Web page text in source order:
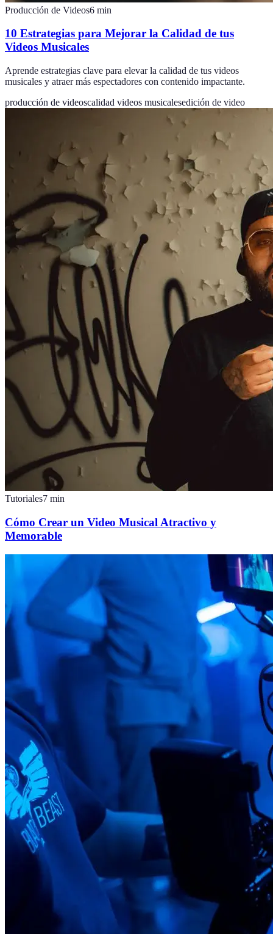
Producción de Videos6 min
10 Estrategias para Mejorar la Calidad de tus
Videos Musicales
Aprende estrategias clave para elevar la calidad de tus videos
musicales y atraer más espectadores con contenido impactante.
producción de videoscalidad videos musicalesedición de video
Tutoriales7 min
Cómo Crear un Video Musical Atractivo y
Memorable